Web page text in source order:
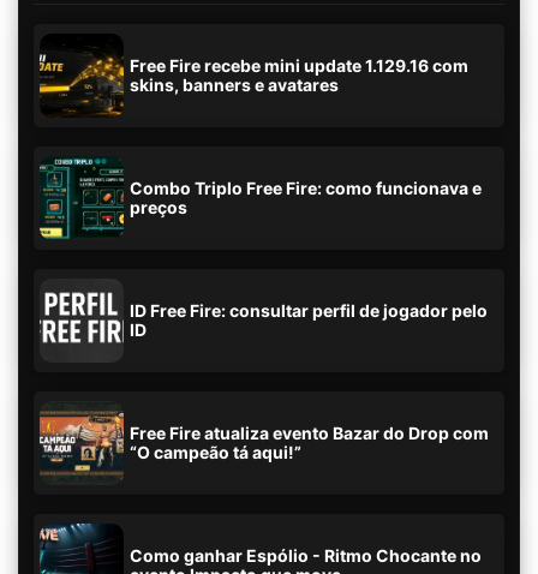
Free Fire recebe mini update 1.129.16 com
skins, banners e avatares
Combo Triplo Free Fire: como funcionava e
preços
ID Free Fire: consultar perfil de jogador pelo
ID
Free Fire atualiza evento Bazar do Drop com
“O campeão tá aqui!”
Como ganhar Espólio - Ritmo Chocante no